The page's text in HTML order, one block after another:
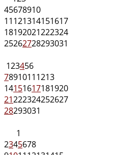
45678910
11121314151617
18192021222324
25262728293031
123456
78910111213
14151617181920
21222324252627
28293031
1
2345678